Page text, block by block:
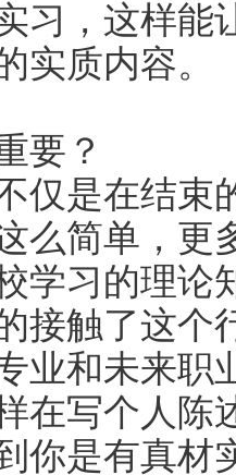
习，这样能
实质内容。
要？
仅是在结束
么简单，更
学习的理论
接触了这个
业和未来职
在写个人陈
你是有真材